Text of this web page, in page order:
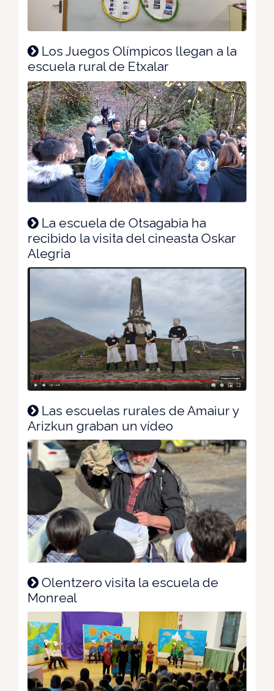
Los Juegos Olímpicos llegan a la
escuela rural de Etxalar
La escuela de Otsagabia ha
recibido la visita del cineasta Oskar
Alegria
Las escuelas rurales de Amaiur y
Arizkun graban un vídeo
Olentzero visita la escuela de
Monreal